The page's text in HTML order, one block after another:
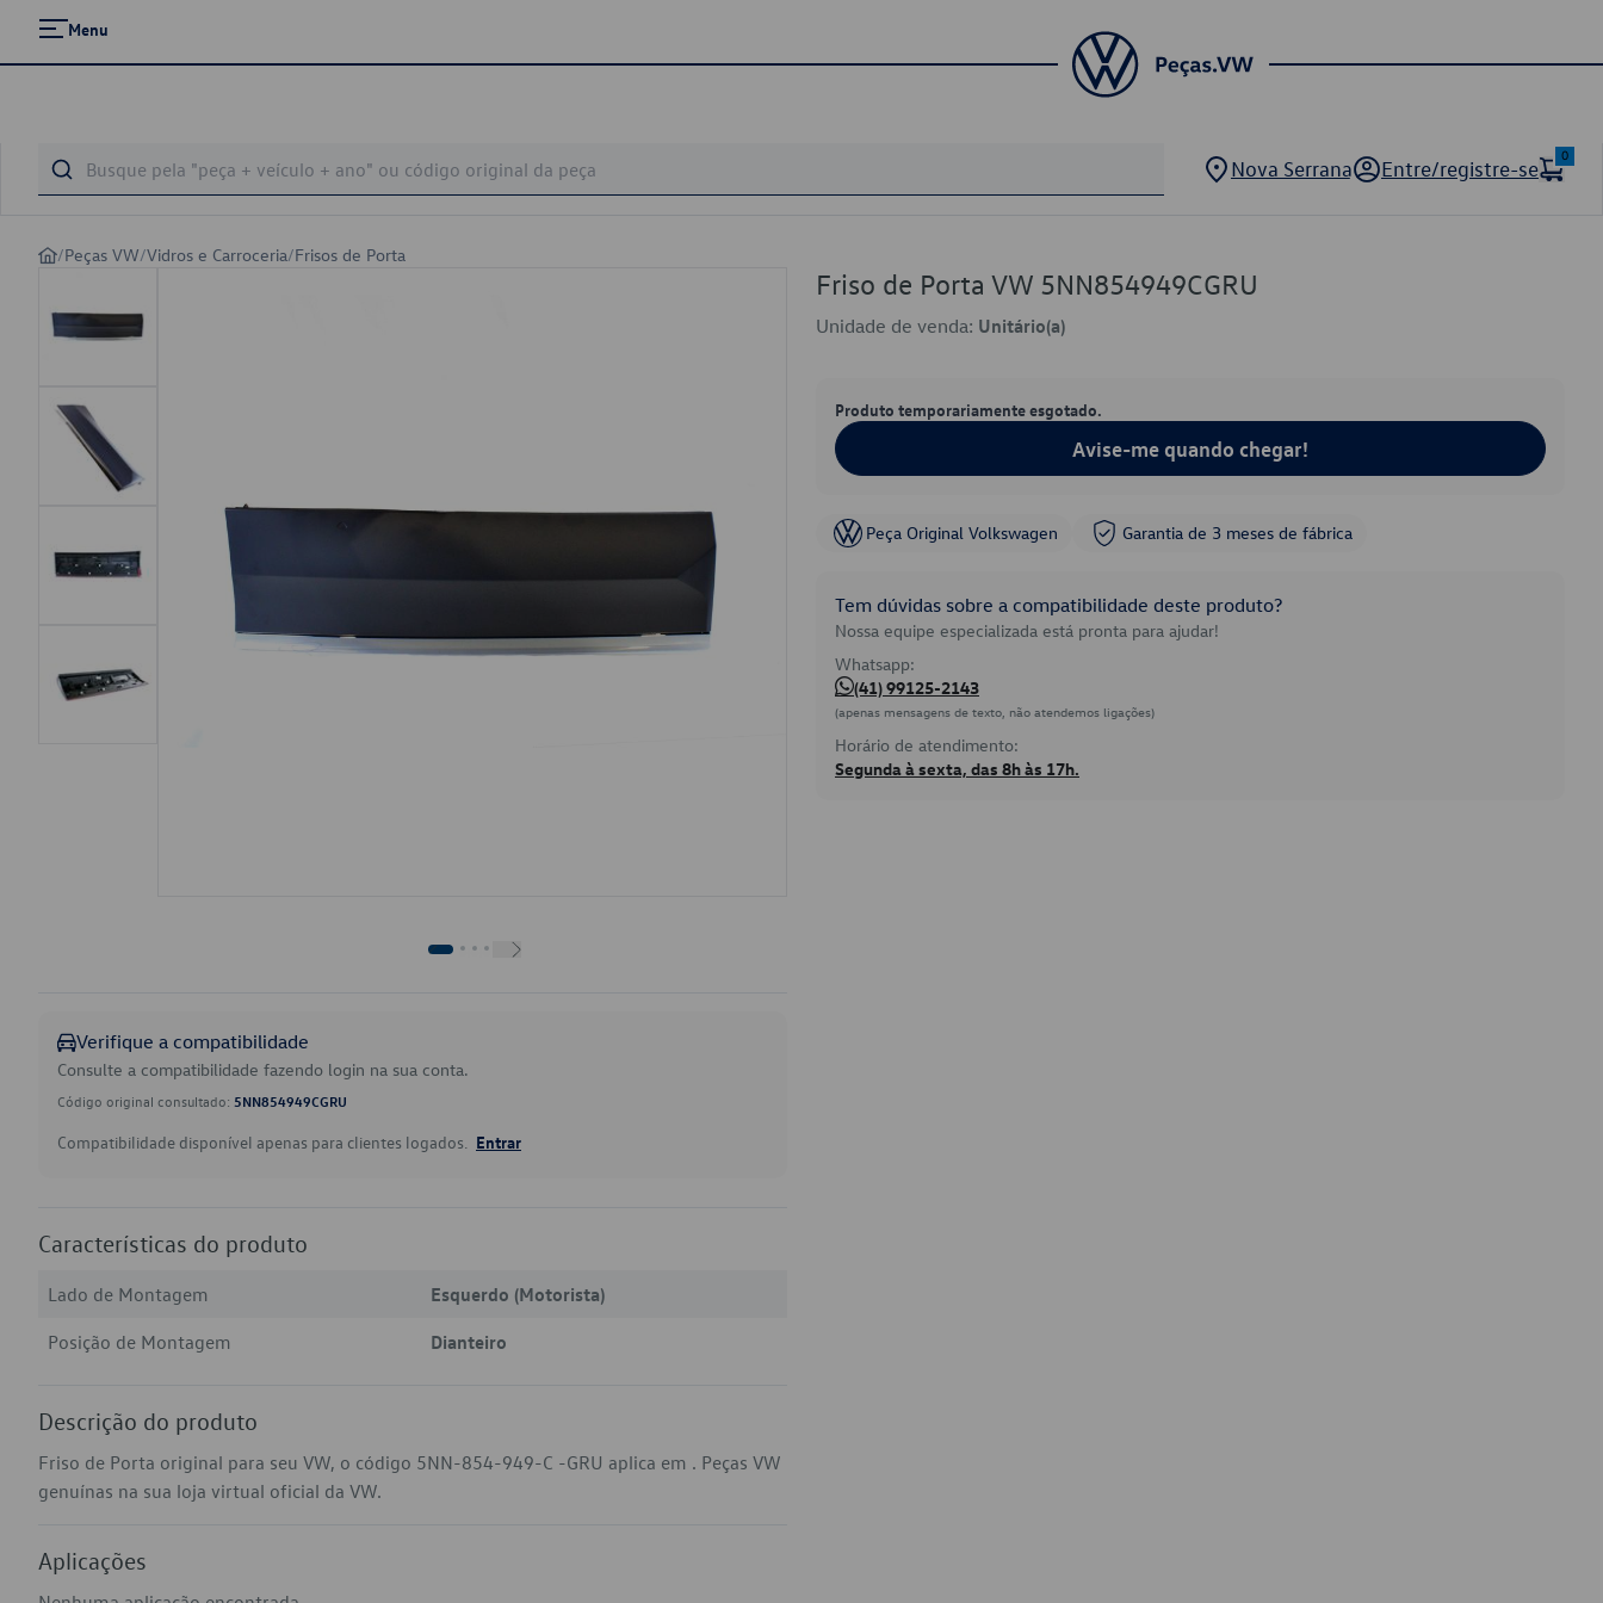
Menu
Nova Serrana Entre/registre-se
0
/Peças VW/Vidros e Carroceria/Frisos de Porta
Verifique a compatibilidade
Consulte a compatibilidade fazendo login na sua conta.
Código original consultado: 5NN854949CGRU
Compatibilidade disponível apenas para clientes logados. Entrar
Características do produto
Lado de Montagem
Esquerdo (Motorista)
Posição de Montagem
Dianteiro
Descrição do produto
Friso de Porta original para seu VW, o código 5NN-854-949-C -GRU aplica em . Peças VW
genuínas na sua loja virtual oficial da VW.
Aplicações
Friso de Porta VW 5NN854949CGRU
Unidade de venda: Unitário(a)
Produto temporariamente esgotado.
Avise-me quando chegar!
Peça Original Volkswagen Garantia de 3 meses de fábrica
Tem dúvidas sobre a compatibilidade deste produto?
Nossa equipe especializada está pronta para ajudar!
Whatsapp:
(41) 99125-2143
(apenas mensagens de texto, não atendemos ligações)
Horário de atendimento:
Segunda à sexta, das 8h às 17h.